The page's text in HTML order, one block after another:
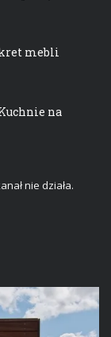
mebli
na
nie działa.